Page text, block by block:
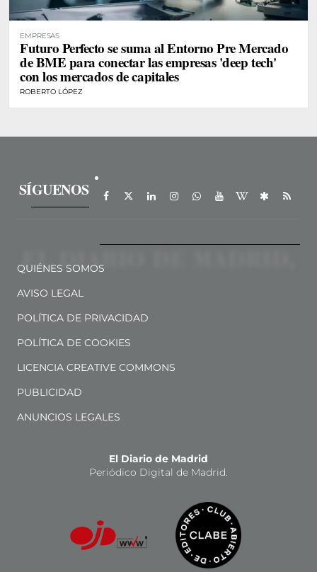
EMPRESAS
Futuro Perfecto se suma al Entorno Pre Mercado
de BME para conectar las empresas 'deep tech'
con los mercados de capitales
ROBERTO LÓPEZ
SÍGUENOS
QUIÉNES SOMOS
AVISO LEGAL
POLÍTICA DE PRIVACIDAD
POLÍTICA DE COOKIES
LICENCIA CREATIVE COMMONS
PUBLICIDAD
ANUNCIOS LEGALES
El Diario de Madrid
Periódico Digital de Madrid.